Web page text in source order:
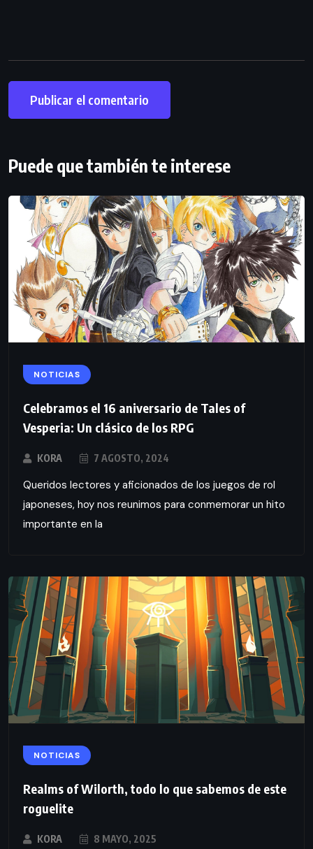
Puede que también te interese
NOTICIAS
Celebramos el 16 aniversario de Tales of
Vesperia: Un clásico de los RPG
KORA 7 AGOSTO, 2024
Queridos lectores y aficionados de los juegos de rol
japoneses, hoy nos reunimos para conmemorar un hito
importante en la
NOTICIAS
Realms of Wilorth, todo lo que sabemos de este
roguelite
KORA 8 MAYO, 2025